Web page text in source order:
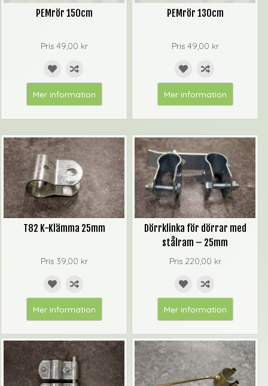
PEMrör 150cm
Pris 49,00 kr
Mer information
PEMrör 130cm
Pris 49,00 kr
Mer information
T82 K-Klämma 25mm
Pris 39,00 kr
Mer information
Dörrklinka för dörrar med
stålram – 25mm
Pris 220,00 kr
Mer information